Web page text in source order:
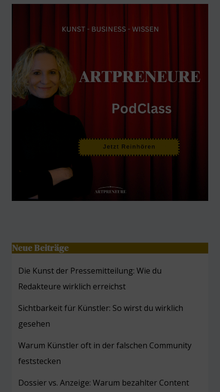
Neue Beiträge
Die Kunst der Pressemitteilung: Wie du
Redakteure wirklich erreichst
Sichtbarkeit für Künstler: So wirst du wirklich
gesehen
Warum Künstler oft in der falschen Community
feststecken
Dossier vs. Anzeige: Warum bezahlter Content